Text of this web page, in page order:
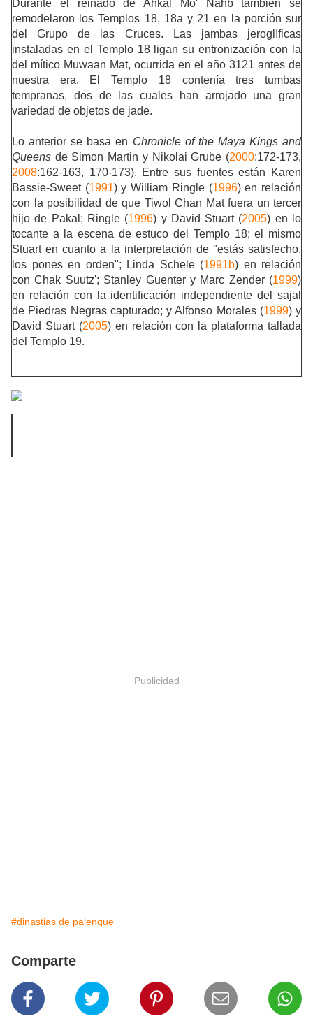
Durante el reinado de Ahkal Mo' Nahb también se
remodelaron los Templos 18, 18a y 21 en la porción sur
del Grupo de las Cruces. Las jambas jeroglíficas
instaladas en el Templo 18 ligan su entronización con la
del mítico Muwaan Mat, ocurrida en el año 3121 antes de
nuestra era. El Templo 18 contenía tres tumbas
tempranas, dos de las cuales han arrojado una gran
variedad de objetos de jade.
Lo anterior se basa en Chronicle of the Maya Kings and
Queens de Simon Martin y Nikolai Grube (2000:172-173,
2008:162-163, 170-173). Entre sus fuentes están Karen
Bassie-Sweet (1991) y William Ringle (1996) en relación
con la posibilidad de que Tiwol Chan Mat fuera un tercer
hijo de Pakal; Ringle (1996) y David Stuart (2005) en lo
tocante a la escena de estuco del Templo 18; el mismo
Stuart en cuanto a la interpretación de "estás satisfecho,
los pones en orden"; Linda Schele (1991b) en relación
con Chak Suutz'; Stanley Guenter y Marc Zender (1999)
en relación con la identificación independiente del sajal
de Piedras Negras capturado; y Alfonso Morales (1999) y
David Stuart (2005) en relación con la plataforma tallada
del Templo 19.
Publicidad
#dinastias de palenque
Comparte